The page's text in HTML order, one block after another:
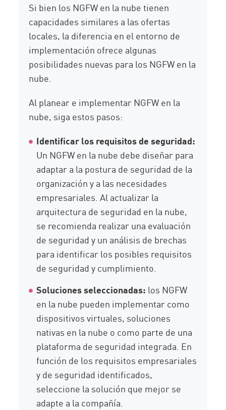
Si bien los NGFW en la nube tienen
capacidades similares a las ofertas
locales, la diferencia en el entorno de
implementación ofrece algunas
posibilidades nuevas para los NGFW en la
nube.
Al planear e implementar NGFW en la
nube, siga estos pasos:
Identificar los requisitos de seguridad:
Un NGFW en la nube debe diseñar para
adaptar a la postura de seguridad de la
organización y a las necesidades
empresariales. Al actualizar la
arquitectura de seguridad en la nube,
se recomienda realizar una evaluación
de seguridad y un análisis de brechas
para identificar los posibles requisitos
de seguridad y cumplimiento.
Soluciones seleccionadas: los NGFW
en la nube pueden implementar como
dispositivos virtuales, soluciones
nativas en la nube o como parte de una
plataforma de seguridad integrada. En
función de los requisitos empresariales
y de seguridad identificados,
seleccione la solución que mejor se
adapte a la compañía.